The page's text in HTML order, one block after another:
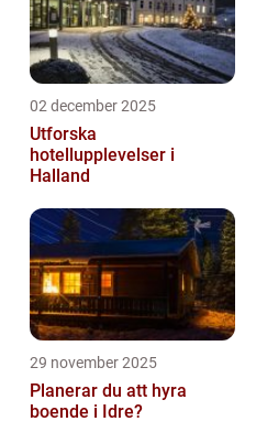
02 december 2025
Utforska
hotellupplevelser i
Halland
29 november 2025
Planerar du att hyra
boende i Idre?